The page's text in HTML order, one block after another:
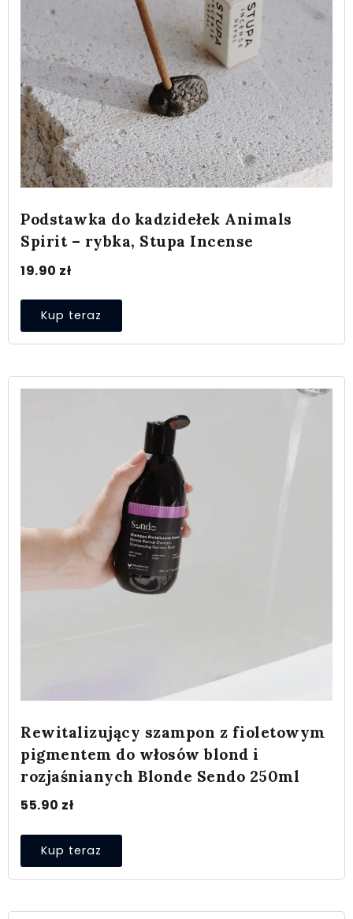
Podstawka do kadzidełek Animals
Spirit – rybka, Stupa Incense
19.90 zł
Kup teraz
Rewitalizujący szampon z fioletowym
pigmentem do włosów blond i
rozjaśnianych Blonde Sendo 250ml
55.90 zł
Kup teraz